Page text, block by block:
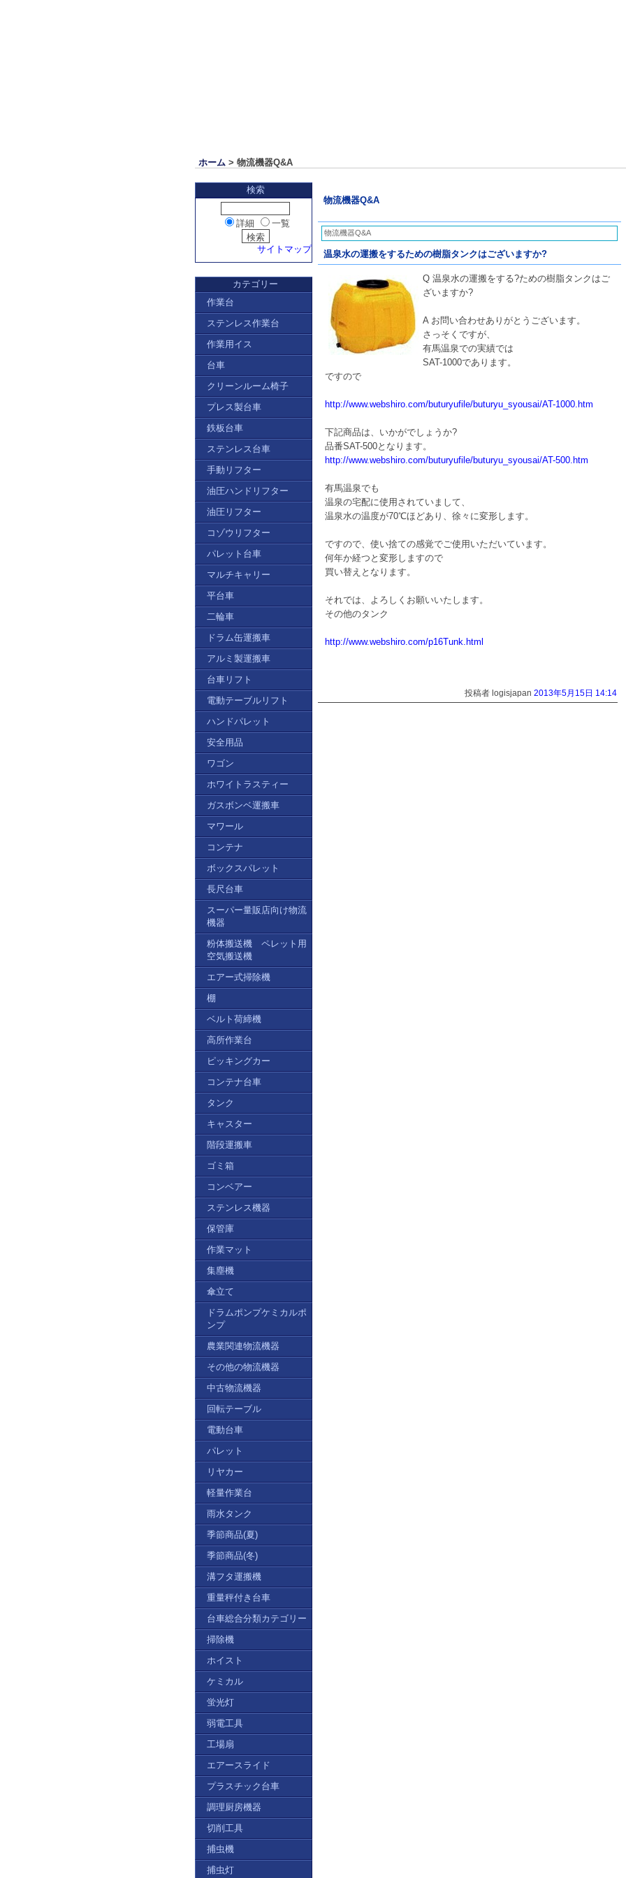
ホーム > 物流機器Q&A
物流機器Q&A
物流機器Q&A
温泉水の運搬をするための樹脂タンクはございますか?
Q 温泉水の運搬をする?ための樹脂タンクはご
ざいますか?
A お問い合わせありがとうございます。
さっそくですが、
有馬温泉での実績では
SAT-1000であります。
ですので
http://www.webshiro.com/buturyufile/buturyu_syousai/AT-1000.htm
下記商品は、いかがでしょうか?
品番SAT-500となります。
http://www.webshiro.com/buturyufile/buturyu_syousai/AT-500.htm
有馬温泉でも
温泉の宅配に使用されていまして、
温泉水の温度が70℃ほどあり、徐々に変形します。
ですので、使い捨ての感覚でご使用いただいています。
何年か経つと変形しますので
買い替えとなります。
それでは、よろしくお願いいたします。
その他のタンク
http://www.webshiro.com/p16Tunk.html
投稿者 logisjapan 2013年5月15日 14:14
検索
詳細 一覧
サイトマップ
カテゴリー
作業台
ステンレス作業台
作業用イス
台車
クリーンルーム椅子
プレス製台車
鉄板台車
ステンレス台車
手動リフター
油圧ハンドリフター
油圧リフター
コゾウリフター
パレット台車
マルチキャリー
平台車
二輪車
ドラム缶運搬車
アルミ製運搬車
台車リフト
電動テーブルリフト
ハンドパレット
安全用品
ワゴン
ホワイトラスティー
ガスボンベ運搬車
マワール
コンテナ
ボックスパレット
長尺台車
スーパー量販店向け物流
機器
粉体搬送機 ペレット用
空気搬送機
エアー式掃除機
棚
ベルト荷締機
高所作業台
ピッキングカー
コンテナ台車
タンク
キャスター
階段運搬車
ゴミ箱
コンベアー
ステンレス機器
保管庫
作業マット
集塵機
傘立て
ドラムポンプケミカルポ
ンプ
農業関連物流機器
その他の物流機器
中古物流機器
回転テーブル
電動台車
パレット
リヤカー
軽量作業台
雨水タンク
季節商品(夏)
季節商品(冬)
溝フタ運搬機
重量秤付き台車
台車総合分類カテゴリー
掃除機
ホイスト
ケミカル
蛍光灯
弱電工具
工場扇
エアースライド
プラスチック台車
調理厨房機器
切削工具
捕虫機
捕虫灯